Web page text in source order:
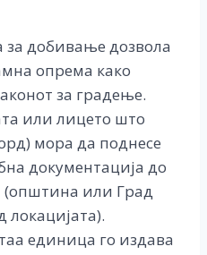
добивање дозвола
опрема како
за градење.
или лицето што
мора да поднесе
документација до
(општина или Град
локацијата).
единица го издава